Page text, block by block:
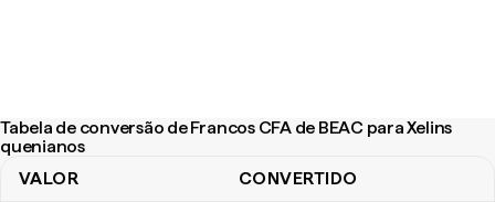
Tabela de conversão de Francos CFA de BEAC para Xelins
quenianos
VALOR CONVERTIDO